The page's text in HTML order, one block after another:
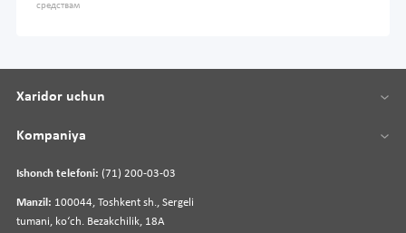
средствам
Ishonch telefoni: (71) 200-03-03
Manzil: 100044, Toshkent sh., Sergeli
tumani, koʻch. Bezakchilik, 18A
Xaridor uchun
Kompaniya